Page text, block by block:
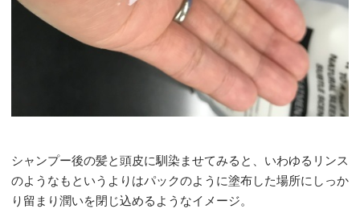
シャンプー後の髪と頭皮に馴染ませてみると、いわゆるリンス
のようなもというよりはパックのように塗布した場所にしっか
り留まり潤いを閉じ込めるようなイメージ。